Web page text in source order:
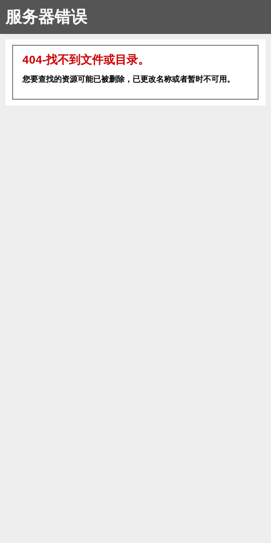
服务器错误
404-找不到文件或目录。
您要查找的资源可能已被删除，已更改名称或者暂时不可用。